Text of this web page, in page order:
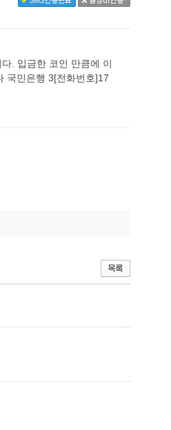
. 입금한 코인 만큼에 이
국민은행 3[전화번호]17